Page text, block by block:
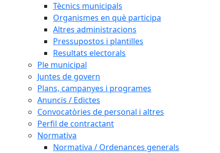
Tècnics municipals
Organismes en què participa
Altres administracions
Pressupostos i plantilles
Resultats electorals
Ple municipal
Juntes de govern
Plans, campanyes i programes
Anuncis / Edictes
Convocatòries de personal i altres
Perfil de contractant
Normativa
Normativa / Ordenances generals